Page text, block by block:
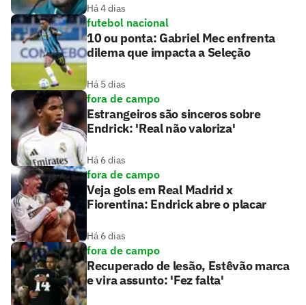
Há 4 dias
futebol nacional
10 ou ponta: Gabriel Mec enfrenta
dilema que impacta a Seleção
Há 5 dias
fora de campo
Estrangeiros são sinceros sobre
Endrick: 'Real não valoriza'
Há 6 dias
fora de campo
Veja gols em Real Madrid x
Fiorentina: Endrick abre o placar
Há 6 dias
fora de campo
Recuperado de lesão, Estêvão marca
e vira assunto: 'Fez falta'